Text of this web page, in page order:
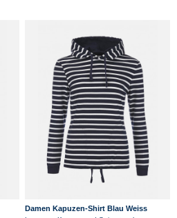
Damen Kapuzen-Shirt Blau Weiss